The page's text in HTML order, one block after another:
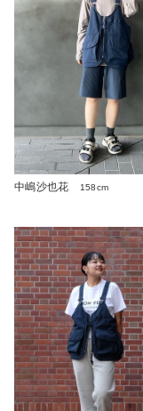
中嶋沙也花 158cm